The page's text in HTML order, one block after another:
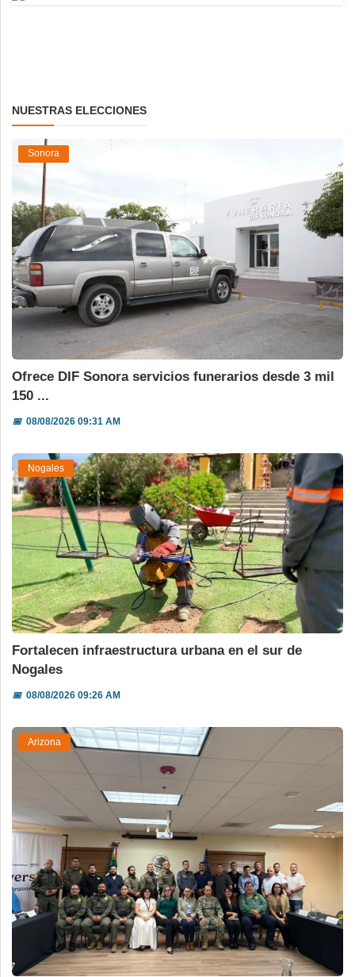
NUESTRAS ELECCIONES
Sonora
Ofrece DIF Sonora servicios funerarios desde 3 mil
150 ...
📅08/08/2026 09:31 AM
Nogales
Fortalecen infraestructura urbana en el sur de
Nogales
📅08/08/2026 09:26 AM
Arizona